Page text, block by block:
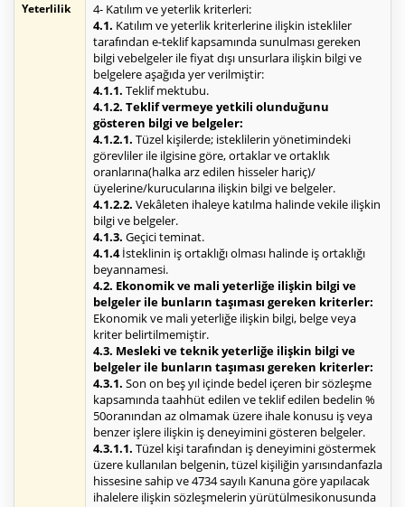
Yeterlilik
4- Katılım ve yeterlik kriterleri:
4.1. Katılım ve yeterlik kriterlerine ilişkin istekliler
tarafından e-teklif kapsamında sunulması gereken
bilgi vebelgeler ile fiyat dışı unsurlara ilişkin bilgi ve
belgelere aşağıda yer verilmiştir:
4.1.1. Teklif mektubu.
4.1.2. Teklif vermeye yetkili olunduğunu
gösteren bilgi ve belgeler:
4.1.2.1. Tüzel kişilerde; isteklilerin yönetimindeki
görevliler ile ilgisine göre, ortaklar ve ortaklık
oranlarına(halka arz edilen hisseler hariç)/
üyelerine/kurucularına ilişkin bilgi ve belgeler.
4.1.2.2. Vekâleten ihaleye katılma halinde vekile ilişkin
bilgi ve belgeler.
4.1.3. Geçici teminat.
4.1.4İsteklinin iş ortaklığı olması halinde iş ortaklığı
beyannamesi.
4.2. Ekonomik ve mali yeterliğe ilişkin bilgi ve
belgeler ile bunların taşıması gereken kriterler:
Ekonomik ve mali yeterliğe ilişkin bilgi, belge veya
kriter belirtilmemiştir.
4.3. Mesleki ve teknik yeterliğe ilişkin bilgi ve
belgeler ile bunların taşıması gereken kriterler:
4.3.1. Son on beş yıl içinde bedel içeren bir sözleşme
kapsamında taahhüt edilen ve teklif edilen bedelin %
50oranından az olmamak üzere ihale konusu iş veya
benzer işlere ilişkin iş deneyimini gösteren belgeler.
4.3.1.1. Tüzel kişi tarafından iş deneyimini göstermek
üzere kullanılan belgenin, tüzel kişiliğin yarısındanfazla
hissesine sahip ve 4734 sayılı Kanuna göre yapılacak
ihalelere ilişkin sözleşmelerin yürütülmesikonusunda